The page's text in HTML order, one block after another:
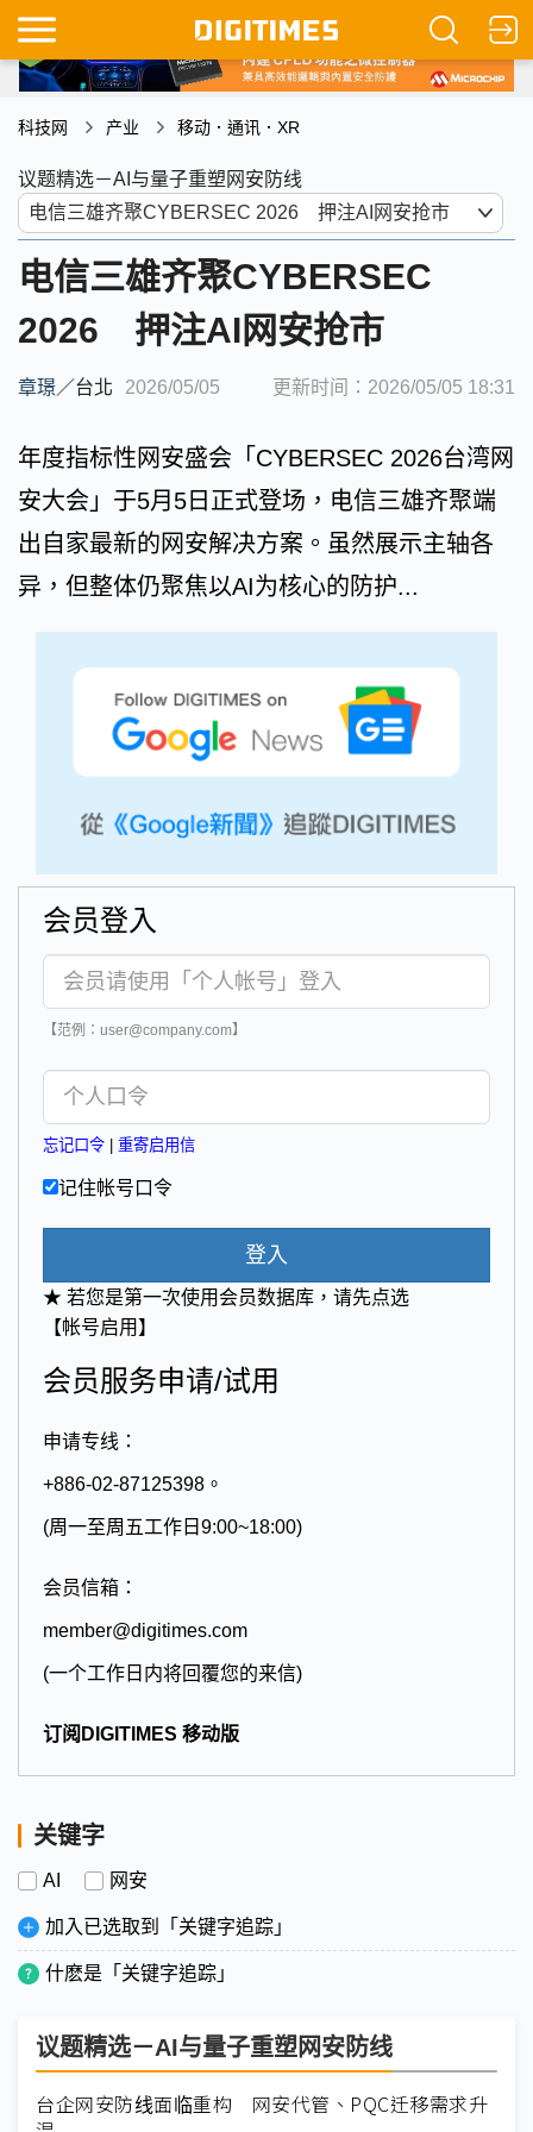
科技网 产业 移动．通讯．XR
议题精选－AI与量子重塑网安防线
电信三雄齐聚CYBERSEC
2026 押注AI网安抢市
章璟／台北 2026/05/05 更新时间：2026/05/05 18:31
年度指标性网安盛会「CYBERSEC 2026台湾网
安大会」于5月5⽇正式登场，电信三雄齐聚端
出自家最新的网安解决方案。虽然展示主轴各
异，但整体仍聚焦以AI为核心的防护...
会员登入
【范例：user@company.com】
忘记口令 重寄启用信
记住帐号口令
登入
★ 若您是第一次使用会员数据库，请先点选
【帐号启用】
会员服务申请/试用
申请专线：
+886-02-87125398。
(周一至周五工作日9:00~18:00)
会员信箱：
member@digitimes.com
(一个工作日内将回覆您的来信)
订阅DIGITIMES 移动版
关键字
AI 网安
加入已选取到「关键字追踪」
什麽是「关键字追踪」
议题精选－AI与量子重塑网安防线
台企网安防线面临重构 网安代管、PQC迁移需求升